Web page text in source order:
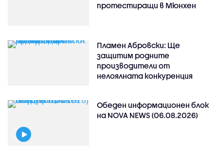
протестиращи в Мюнхен
Пламен Абровски: Ще
защитим родните
производители от
нелоялната конкуренция
Обеден информационен блок
на NOVA NEWS (06.08.2026)